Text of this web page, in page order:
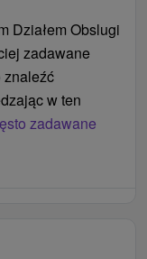
Działem Obslugi
zadawane
znaleźć
w ten
zadawane